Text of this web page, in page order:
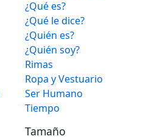
¿Qué es?
¿Qué le dice?
¿Quién es?
¿Quién soy?
Rimas
Ropa y Vestuario
Ser Humano
Tiempo
Tamaño